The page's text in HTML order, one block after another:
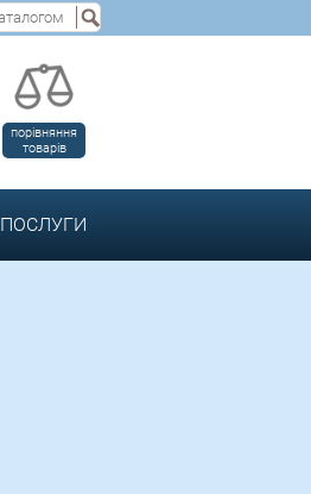
порівняння
товарів
ПОСЛУГИ